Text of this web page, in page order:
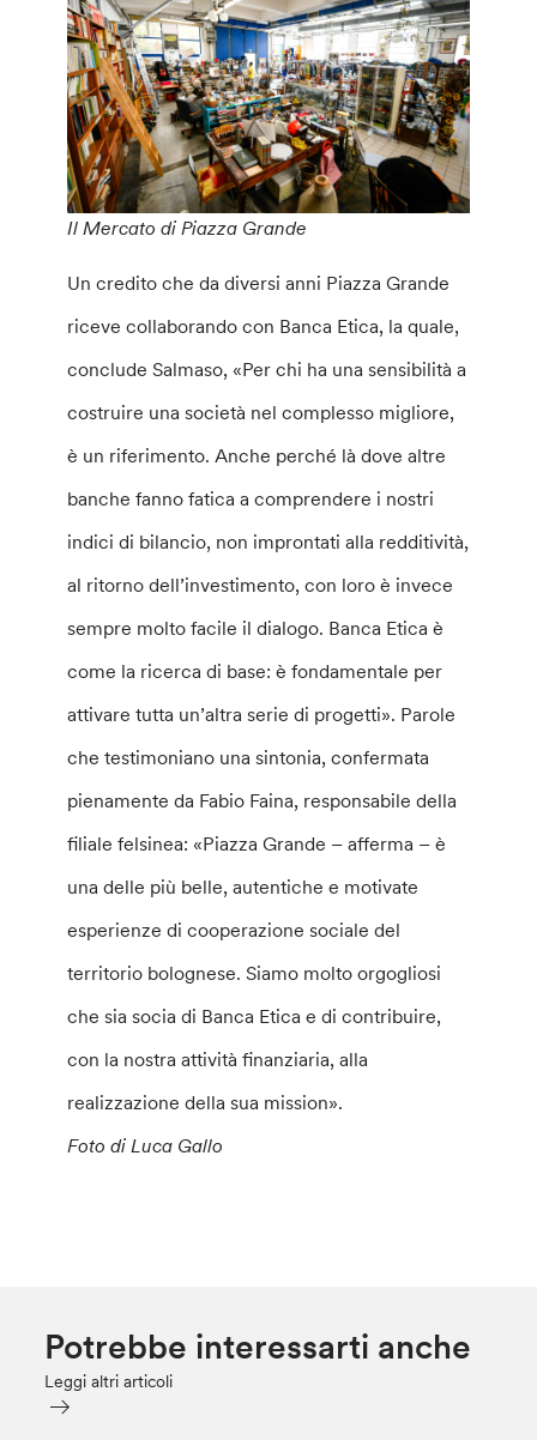
Il Mercato di Piazza Grande
Un credito che da diversi anni Piazza Grande
riceve collaborando con Banca Etica, la quale,
conclude Salmaso, «Per chi ha una sensibilità a
costruire una società nel complesso migliore,
è un riferimento. Anche perché là dove altre
banche fanno fatica a comprendere i nostri
indici di bilancio, non improntati alla redditività,
al ritorno dell’investimento, con loro è invece
sempre molto facile il dialogo. Banca Etica è
come la ricerca di base: è fondamentale per
attivare tutta un’altra serie di progetti». Parole
che testimoniano una sintonia, confermata
pienamente da Fabio Faina, responsabile della
filiale felsinea: «Piazza Grande – afferma – è
una delle più belle, autentiche e motivate
esperienze di cooperazione sociale del
territorio bolognese. Siamo molto orgogliosi
che sia socia di Banca Etica e di contribuire,
con la nostra attività finanziaria, alla
realizzazione della sua mission».
Foto di Luca Gallo
Potrebbe interessarti anche
Leggi altri articoli